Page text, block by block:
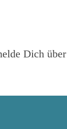
Dich